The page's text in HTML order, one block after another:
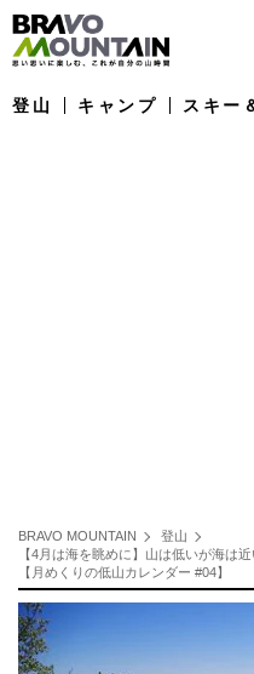
登山 キャンプ スキー
BRAVO MOUNTAIN
登山
【4月は海を眺めに】山は低いが海は
【月めくりの低山カレンダー #04】